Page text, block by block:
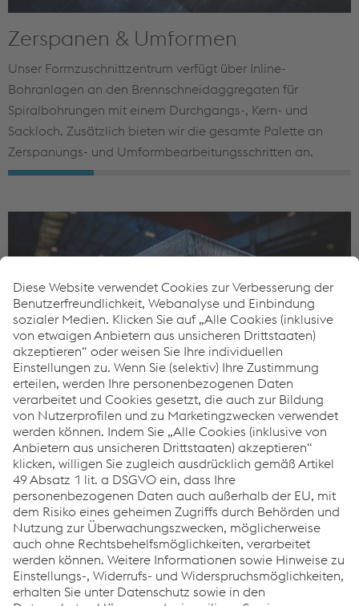
Zerspanen & Umformen
Unser Formzuschnittzentrum verfügt über Inline-
Bohranlagen an den Brennschneidaggregaten für
Spiralbohrungen mit einem Durchgangs-, Kern- und
Sackloch. Zusätzlich bieten wir die gesamte Palette an
Zerspanungs- und Umformbearbeitungsschritten an.
Entmagnetisierung
Durch gezielte Behandlung wird der Restmagnetismus im
Bauteil reduziert und ein ideales Schweißergebnis
ermöglicht. Ob Tafeln oder Formzuschnitte – mit
stationären und mobilen Geräten können
Magnetisierungswerte geprüft und Produkte
entmagnetisiert werden.